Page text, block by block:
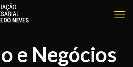
e Negócios